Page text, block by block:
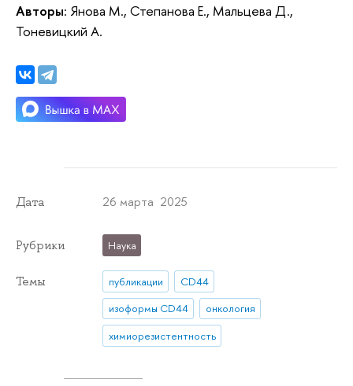
Авторы: Янова М., Степанова Е., Мальцева Д.,
Тоневицкий А.
Дата 26 марта 2025
Рубрики Наука
Темы публикации
CD44
изоформы CD44
онкология
химиорезистентность